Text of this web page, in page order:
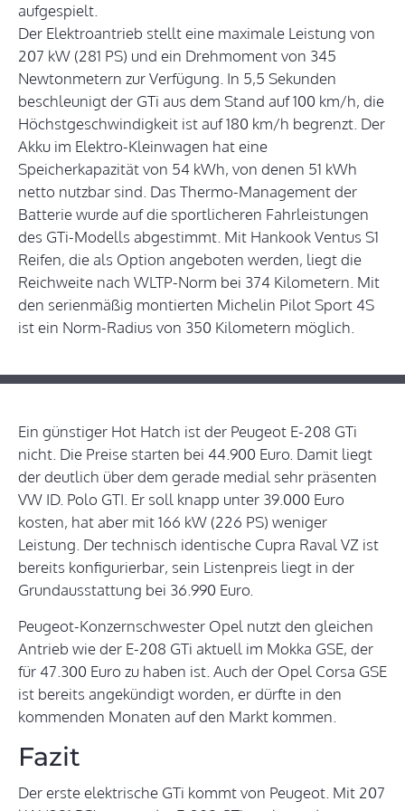
aufgespielt.
Der Elektroantrieb stellt eine maximale Leistung von
207 kW (281 PS) und ein Drehmoment von 345
Newtonmetern zur Verfügung. In 5,5 Sekunden
beschleunigt der GTi aus dem Stand auf 100 km/h, die
Höchstgeschwindigkeit ist auf 180 km/h begrenzt. Der
Akku im Elektro-Kleinwagen hat eine
Speicherkapazität von 54 kWh, von denen 51 kWh
netto nutzbar sind. Das Thermo-Management der
Batterie wurde auf die sportlicheren Fahrleistungen
des GTi-Modells abgestimmt. Mit Hankook Ventus S1
Reifen, die als Option angeboten werden, liegt die
Reichweite nach WLTP-Norm bei 374 Kilometern. Mit
den serienmäßig montierten Michelin Pilot Sport 4S
ist ein Norm-Radius von 350 Kilometern möglich.
Ein günstiger Hot Hatch ist der Peugeot E-208 GTi
nicht. Die Preise starten bei 44.900 Euro. Damit liegt
der deutlich über dem gerade medial sehr präsenten
VW ID. Polo GTI. Er soll knapp unter 39.000 Euro
kosten, hat aber mit 166 kW (226 PS) weniger
Leistung. Der technisch identische Cupra Raval VZ ist
bereits konfigurierbar, sein Listenpreis liegt in der
Grundausstattung bei 36.990 Euro.
Peugeot-Konzernschwester Opel nutzt den gleichen
Antrieb wie der E-208 GTi aktuell im Mokka GSE, der
für 47.300 Euro zu haben ist. Auch der Opel Corsa GSE
ist bereits angekündigt worden, er dürfte in den
kommenden Monaten auf den Markt kommen.
Fazit
Der erste elektrische GTi kommt von Peugeot. Mit 207